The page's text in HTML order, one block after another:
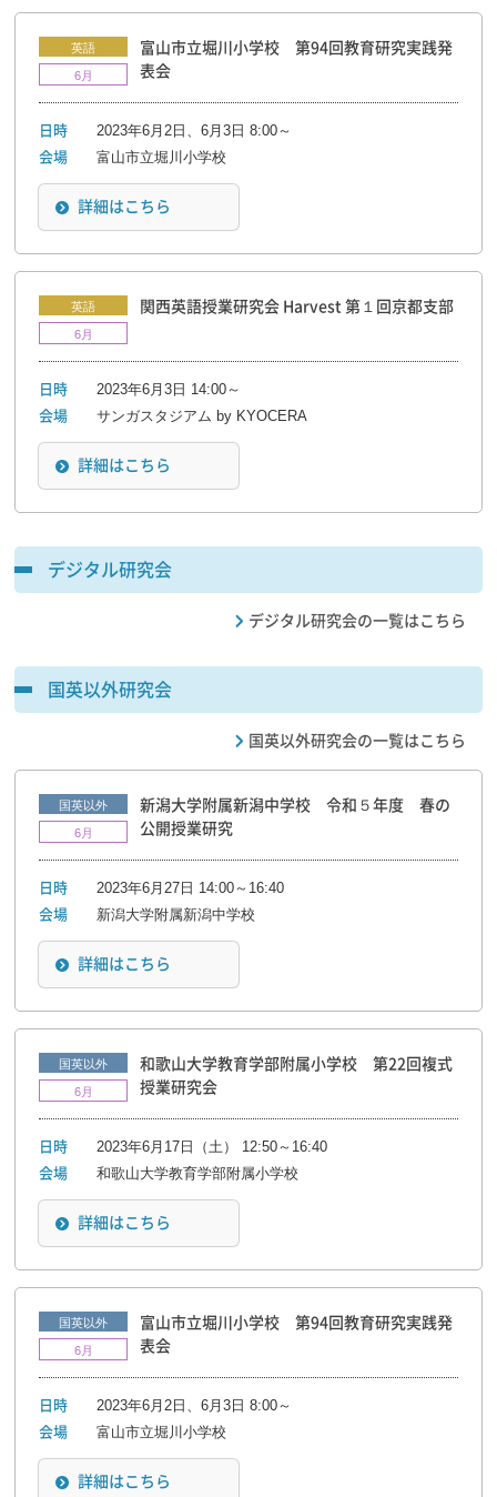
英語
6月
富山市立堀川小学校 第94回教育研究実践発
表会
日時 2023年6月2日、6月3日 8:00～
会場 富山市立堀川小学校
詳細はこちら
英語
6月
関西英語授業研究会 Harvest 第１回京都支部
日時 2023年6月3日 14:00～
会場 サンガスタジアム by KYOCERA
詳細はこちら
デジタル研究会
デジタル研究会の一覧はこちら
国英以外研究会
国英以外研究会の一覧はこちら
国英以外
6月
新潟大学附属新潟中学校 令和５年度 春の
公開授業研究
日時 2023年6月27日 14:00～16:40
会場 新潟大学附属新潟中学校
詳細はこちら
国英以外
6月
和歌山大学教育学部附属小学校 第22回複式
授業研究会
日時 2023年6月17日（土） 12:50～16:40
会場 和歌山大学教育学部附属小学校
詳細はこちら
国英以外
6月
富山市立堀川小学校 第94回教育研究実践発
表会
日時 2023年6月2日、6月3日 8:00～
会場 富山市立堀川小学校
詳細はこちら